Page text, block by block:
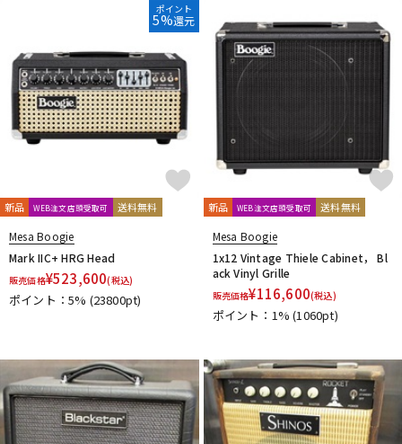
ポイント
5%還元
新品 WEB注文店頭受取可 送料無料
Mesa Boogie
Mark IIC+ HRG Head
販売価格¥523,600(税込)
ポイント：5% (23800pt)
新品 WEB注文店頭受取可 送料無料
Mesa Boogie
1x12 Vintage Thiele Cabinet， Bl
ack Vinyl Grille
販売価格¥116,600(税込)
ポイント：1%(1060pt)